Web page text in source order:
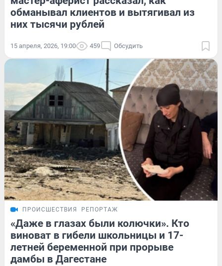
обманывал клиентов и вытягивал из
них тысячи рублей
15 апреля, 2026, 19:00 459 Обсудить
ПРОИСШЕСТВИЯ РЕПОРТАЖ
«Даже в глазах были колючки». Кто
виноват в гибели школьницы и 17-
летней беременной при прорыве
дамбы в Дагестане